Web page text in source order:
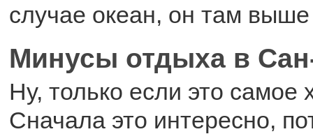
случае океан, он там выше
Минусы отдыха в
Ну, только если это самое
Сначала это интересно,